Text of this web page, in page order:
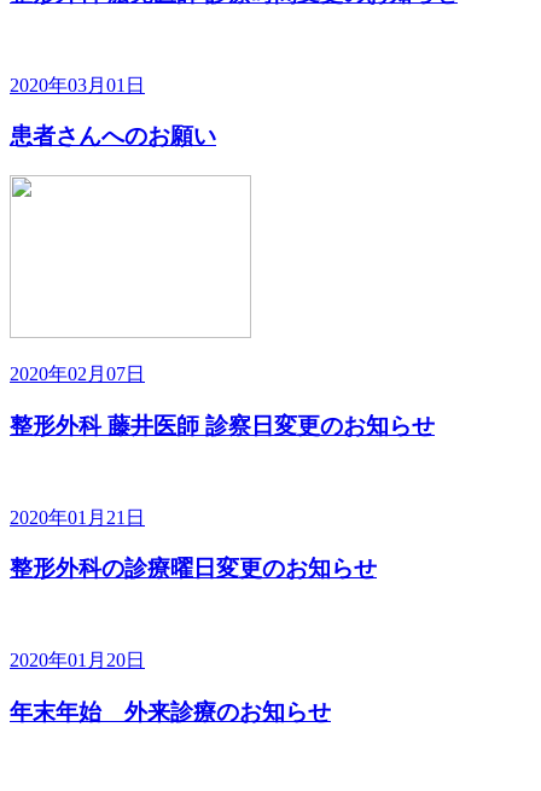
2020年03月01日
患者さんへのお願い
2020年02月07日
整形外科 藤井医師 診察日変更のお知らせ
2020年01月21日
整形外科の診療曜日変更のお知らせ
2020年01月20日
年末年始 外来診療のお知らせ